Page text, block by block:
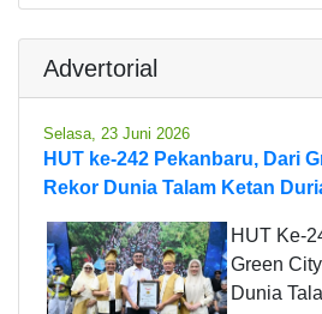
Advertorial
Selasa, 23 Juni 2026
HUT ke-242 Pekanbaru, Dari
Rekor Dunia Talam Ketan
HUT Ke-
Green
Dunia